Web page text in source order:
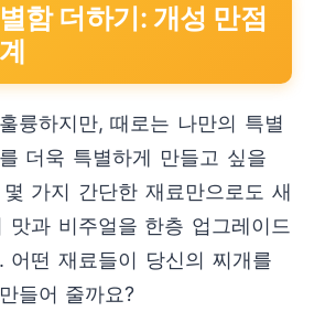
함 더하기: 개성 만점
륭하지만, 때로는 나만의 특별
더욱 특별하게 만들고 싶을
가지 간단한 재료만으로도 새
맛과 비주얼을 한층 업그레이드
어떤 재료들이 당신의 찌개를
들어 줄까요?